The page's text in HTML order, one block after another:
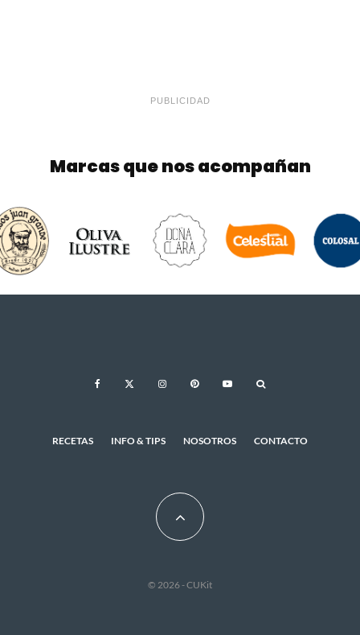
PUBLICIDAD
Marcas que nos acompañan
RECETAS INFO & TIPS NOSOTROS CONTACTO
© 2026 - CUKit